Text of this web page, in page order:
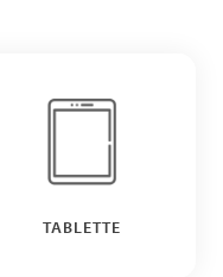
TABLETTE